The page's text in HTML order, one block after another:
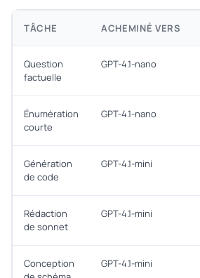
TÂCHE ACHEMINÉ VERS
Question
factuelle
GPT-4.1-nano
Énumération
courte
GPT-4.1-nano
Génération
de code
GPT-4.1-mini
Rédaction
de sonnet
GPT-4.1-mini
Conception
GPT-4.1-mini